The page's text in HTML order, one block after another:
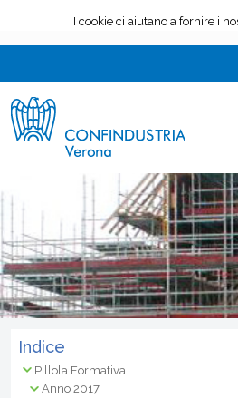
Indice
Pillola Formativa
Anno 2017